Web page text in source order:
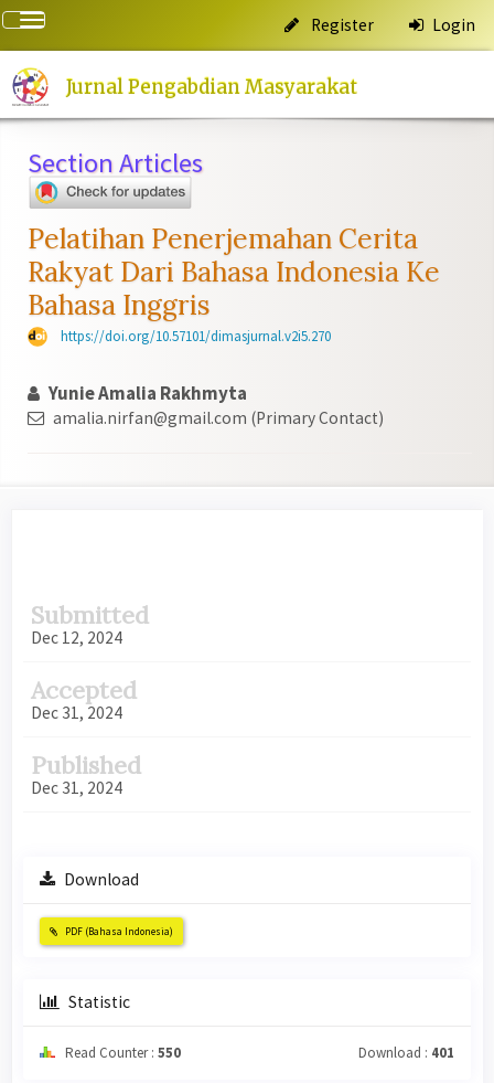
Quick
jump
page
content
Navigation
Main
Content
Sidebar
Toggle
navigation
Register Login
Jurnal Pengabdian Masyarakat
Section Articles
Pelatihan Penerjemahan Cerita
Rakyat Dari Bahasa Indonesia Ke
Bahasa Inggris
https://doi.org/10.57101/dimasjurnal.v2i5.270
Yunie Amalia Rakhmyta
amalia.nirfan@gmail.com (Primary Contact)
Article
Sidebar
Submitted
Dec 12, 2024
Accepted
Dec 31, 2024
Published
Dec 31, 2024
Download
PDF (Bahasa Indonesia)
Statistic
Read Counter : 550 Download : 401